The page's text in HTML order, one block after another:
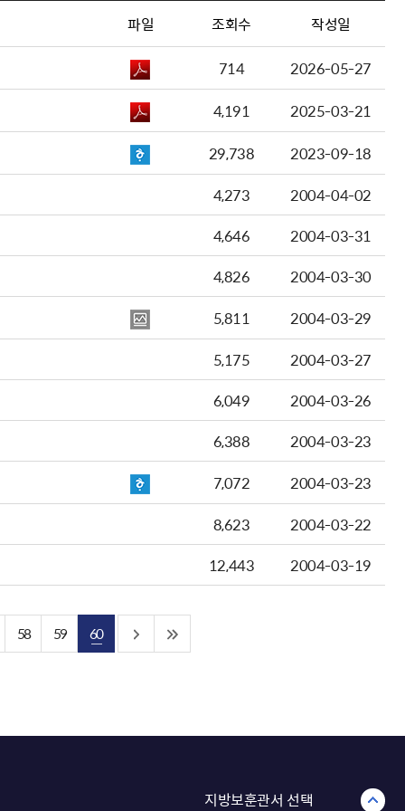
파일 조회수 작성일
714
2026-05-27
4,191
2025-03-21
29,738
2023-09-18
4,273
2004-04-02
4,646
2004-03-31
4,826
2004-03-30
5,811
2004-03-29
5,175
2004-03-27
6,049
2004-03-26
6,388
2004-03-23
7,072
2004-03-23
8,623
2004-03-22
12,443
2004-03-19
58 59 60
지방보훈관서 선택